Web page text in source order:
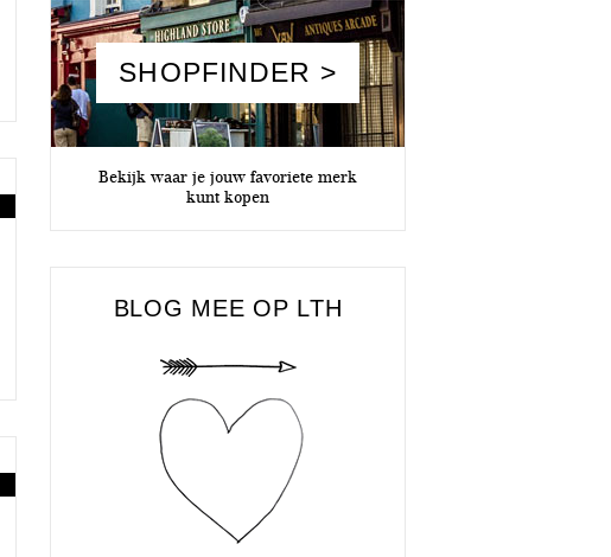
SHOPFINDER >
Bekijk waar je jouw favoriete merk
kunt kopen
BLOG MEE OP LTH